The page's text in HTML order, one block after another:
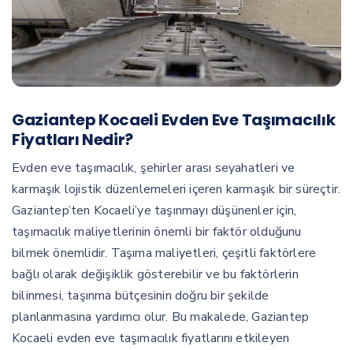
Gaziantep Kocaeli Evden Eve Taşımacılık
Fiyatları Nedir?
Evden eve taşımacılık, şehirler arası seyahatleri ve
karmaşık lojistik düzenlemeleri içeren karmaşık bir süreçtir.
Gaziantep’ten Kocaeli’ye taşınmayı düşünenler için,
taşımacılık maliyetlerinin önemli bir faktör olduğunu
bilmek önemlidir. Taşıma maliyetleri, çeşitli faktörlere
bağlı olarak değişiklik gösterebilir ve bu faktörlerin
bilinmesi, taşınma bütçesinin doğru bir şekilde
planlanmasına yardımcı olur. Bu makalede, Gaziantep
Kocaeli evden eve taşımacılık fiyatlarını etkileyen